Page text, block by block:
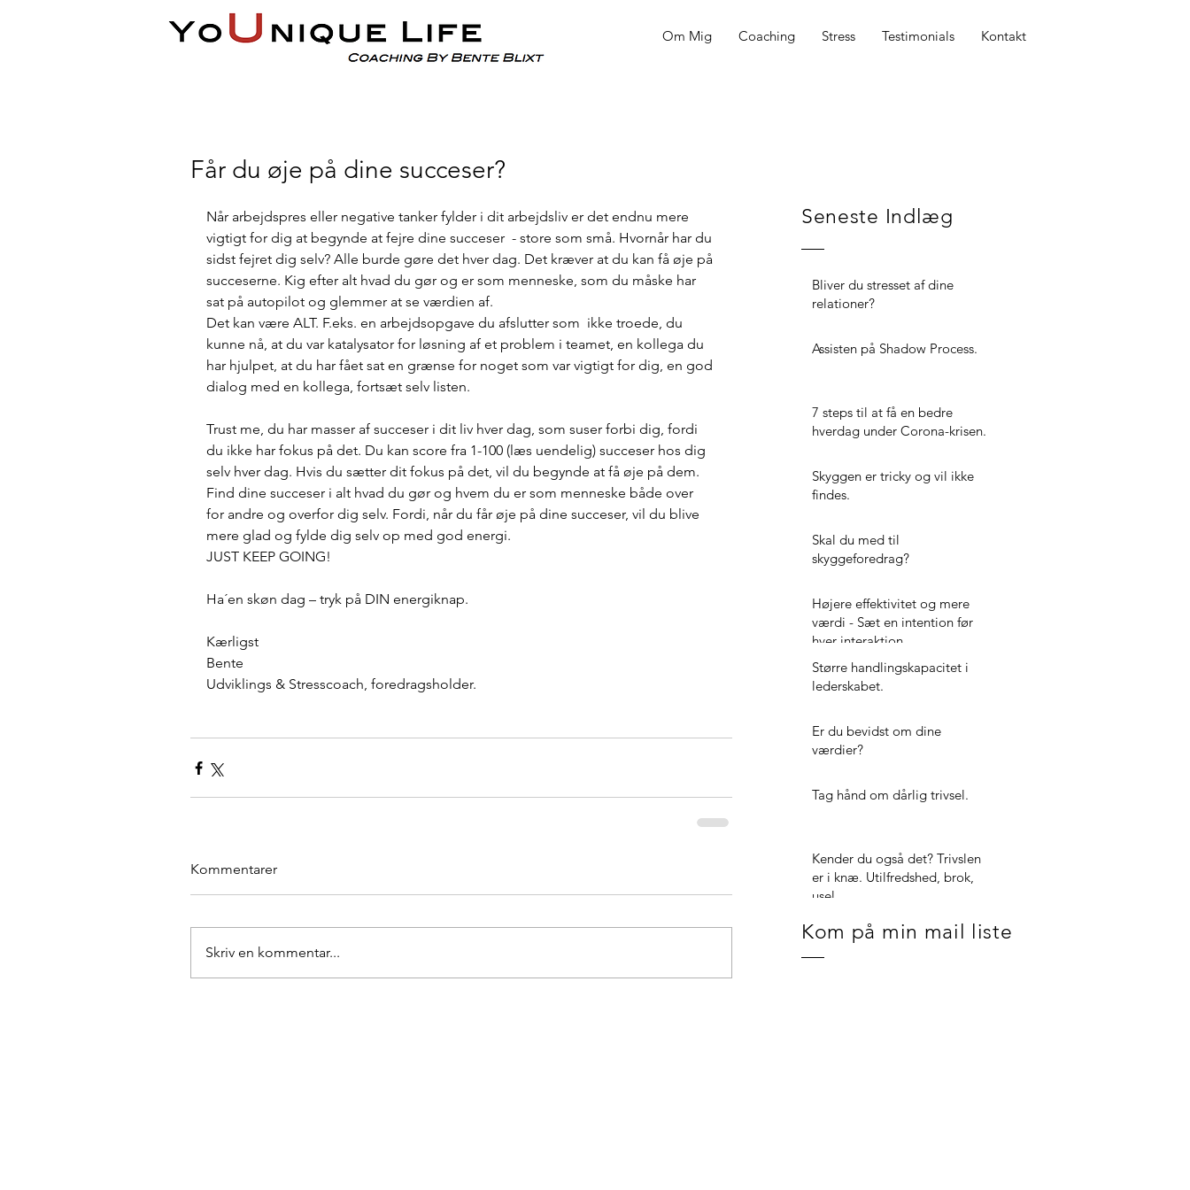
Om Mig Coaching Stress Testimonials Kontakt
Seneste Indlæg
Bliver du stresset af dine
relationer?
Assisten på Shadow Process.
7 steps til at få en bedre
hverdag under Corona-krisen.
Skyggen er tricky og vil ikke
findes.
Skal du med til
skyggeforedrag?
Højere effektivitet og mere
værdi - Sæt en intention før
hver interaktion.
Større handlingskapacitet i
lederskabet.
Er du bevidst om dine
værdier?
Tag hånd om dårlig trivsel.
Kender du også det? Trivslen
er i knæ. Utilfredshed, brok,
usel
Kom på min mail liste
Får du øje på dine succeser?
Når arbejdspres eller negative tanker fylder i dit arbejdsliv er det endnu mere
vigtigt for dig at begynde at fejre dine succeser  - store som små. Hvornår har du
sidst fejret dig selv? Alle burde gøre det hver dag. Det kræver at du kan få øje på
succeserne. Kig efter alt hvad du gør og er som menneske, som du måske har
sat på autopilot og glemmer at se værdien af.
Det kan være ALT. F.eks. en arbejdsopgave du afslutter som  ikke troede, du
kunne nå, at du var katalysator for løsning af et problem i teamet, en kollega du
har hjulpet, at du har fået sat en grænse for noget som var vigtigt for dig, en god
dialog med en kollega, fortsæt selv listen.
Trust me, du har masser af succeser i dit liv hver dag, som suser forbi dig, fordi
du ikke har fokus på det. Du kan score fra 1-100 (læs uendelig) succeser hos dig
selv hver dag. Hvis du sætter dit fokus på det, vil du begynde at få øje på dem.
Find dine succeser i alt hvad du gør og hvem du er som menneske både over
for andre og overfor dig selv. Fordi, når du får øje på dine succeser, vil du blive
mere glad og fylde dig selv op med god energi.
JUST KEEP GOING!
Ha´en skøn dag – tryk på DIN energiknap.
Kærligst
Bente
Udviklings & Stresscoach, foredragsholder.
Kommentarer
Skriv en kommentar...